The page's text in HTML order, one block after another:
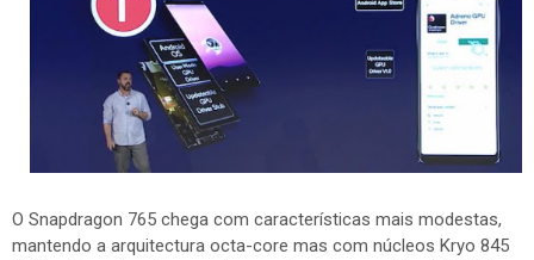
O Snapdragon 765 chega com características mais modestas,
mantendo a arquitectura octa-core mas com núcleos Kryo 845